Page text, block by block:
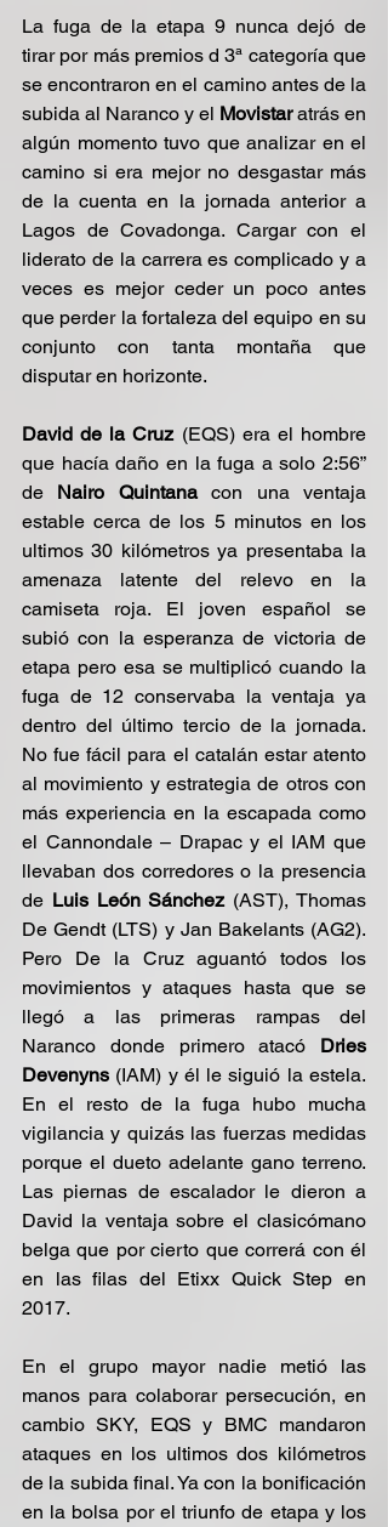
La fuga de la etapa 9 nunca dejó de
tirar por más premios d 3ª categoría que
se encontraron en el camino antes de la
subida al Naranco y el Movistar atrás en
algún momento tuvo que analizar en el
camino si era mejor no desgastar más
de la cuenta en la jornada anterior a
Lagos de Covadonga. Cargar con el
liderato de la carrera es complicado y a
veces es mejor ceder un poco antes
que perder la fortaleza del equipo en su
conjunto con tanta montaña que
disputar en horizonte.
David de la Cruz (EQS) era el hombre
que hacía daño en la fuga a solo 2:56”
de Nairo Quintana con una ventaja
estable cerca de los 5 minutos en los
ultimos 30 kilómetros ya presentaba la
amenaza latente del relevo en la
camiseta roja. El joven español se
subió con la esperanza de victoria de
etapa pero esa se multiplicó cuando la
fuga de 12 conservaba la ventaja ya
dentro del último tercio de la jornada.
No fue fácil para el catalán estar atento
al movimiento y estrategia de otros con
más experiencia en la escapada como
el Cannondale – Drapac y el IAM que
llevaban dos corredores o la presencia
de Luis León Sánchez (AST), Thomas
De Gendt (LTS) y Jan Bakelants (AG2).
Pero De la Cruz aguantó todos los
movimientos y ataques hasta que se
llegó a las primeras rampas del
Naranco donde primero atacó Dries
Devenyns (IAM) y él le siguió la estela.
En el resto de la fuga hubo mucha
vigilancia y quizás las fuerzas medidas
porque el dueto adelante gano terreno.
Las piernas de escalador le dieron a
David la ventaja sobre el clasicómano
belga que por cierto que correrá con él
en las filas del Etixx Quick Step en
2017.
En el grupo mayor nadie metió las
manos para colaborar persecución, en
cambio SKY, EQS y BMC mandaron
ataques en los ultimos dos kilómetros
de la subida final. Ya con la bonificación
en la bolsa por el triunfo de etapa y los